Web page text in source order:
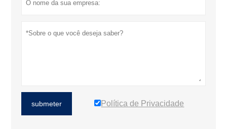
submeter Política de Privacidade